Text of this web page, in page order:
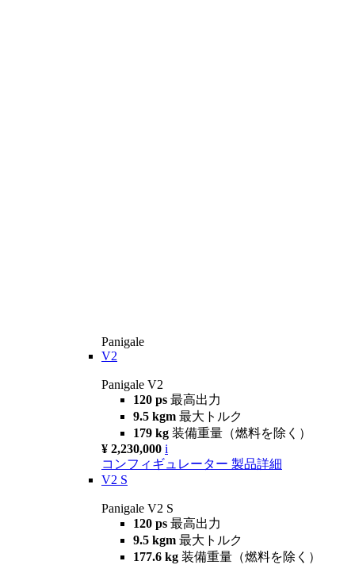
Panigale
V2
Panigale V2
120 ps 最高出力
9.5 kgm 最大トルク
179 kg 装備重量（燃料を除く）
¥ 2,230,000 i
コンフィギュレーター 製品詳細
V2 S
Panigale V2 S
120 ps 最高出力
9.5 kgm 最大トルク
177.6 kg 装備重量（燃料を除く）